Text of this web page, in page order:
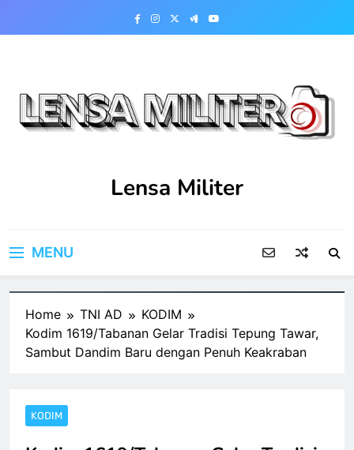
Lensa Militer
MENU
Home TNI AD
KODIM
Kodim 1619/Tabanan Gelar Tradisi Tepung Tawar,
Sambut Dandim Baru dengan Penuh Keakraban
KODIM